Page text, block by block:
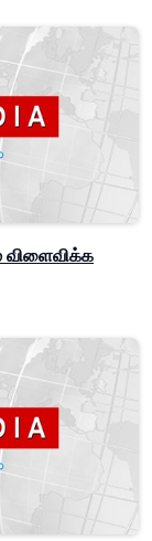
விளைவிக்க